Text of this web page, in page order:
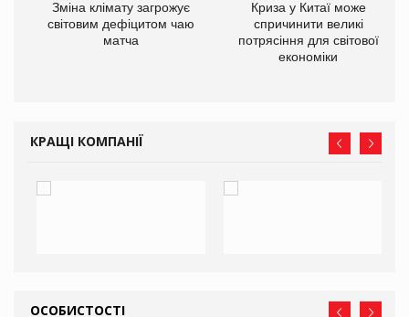
Зміна клімату загрожує
світовим дефіцитом чаю
матча
Криза у Китаї може
спричинити великі
потрясіння для світової
економіки
КРАЩІ КОМПАНІЇ
ОСОБИСТОСТІ